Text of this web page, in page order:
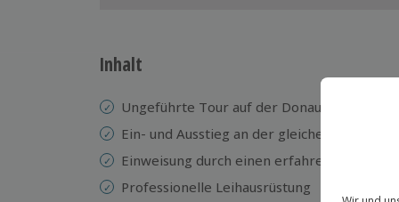
Inhalt
Ungeführte Tour auf der Donau
Ein- und Ausstieg an der gleichen Stelle
Einweisung durch einen erfahrenen Guide
Professionelle Leihausrüstung